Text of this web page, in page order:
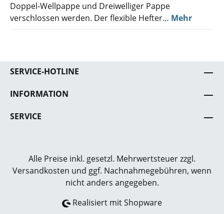
Doppel-Wellpappe und Dreiwelliger Pappe
verschlossen werden. Der flexible Hefter… Mehr
SERVICE-HOTLINE
INFORMATION
SERVICE
Alle Preise inkl. gesetzl. Mehrwertsteuer zzgl.
Versandkosten und ggf. Nachnahmegebühren, wenn
nicht anders angegeben.
Realisiert mit Shopware